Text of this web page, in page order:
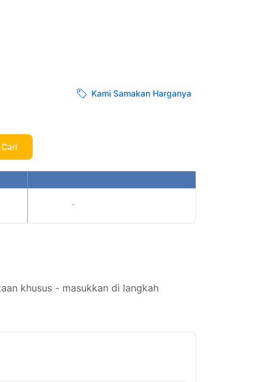
Kami Samakan Harganya
Cari
Tampilkan harga
khusus - masukkan di langkah